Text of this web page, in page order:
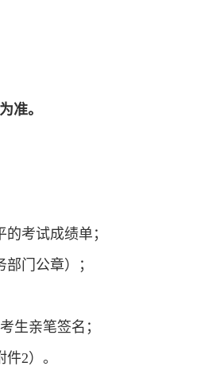
准。
考试成绩单；
门公章）；
生亲笔签名；
件2）。